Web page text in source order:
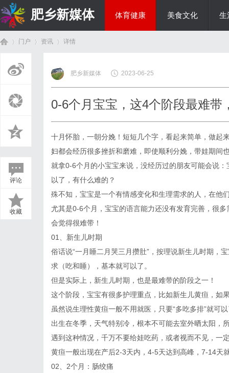
肥乡新媒体 体育健康 美食文化 生
门户 资讯
›
详情
评论
收藏
肥乡新媒体 2023-06-25
0-6个月宝宝，这4个阶段最难带
十月怀胎，一朝分娩！短短几个字，看起来简单，做起
妇都会经历很多挫折和磨难，即使顺利分娩，带娃期间
就拿0-6个月的小宝宝来说，没经历过的朋友可能会说
以了，有什么难的？
殊不知，宝宝是一个有情感变化和生理需求的人，在他
尤其是0-6个月，宝宝的语言能力还没有发育完善，很
会觉得很难带！
01、新生儿时期
俗话说“一月睡二月哭三月攒肚”，按理说新生儿时期，
求（吃和睡），基本就可以了。
但是实际上，新生儿时期，也是最难带的阶段之一！
这个阶段，宝宝有很多护理重点，比如新生儿黄疸，如
虽然说生理性黄疸一般不用就医，只要“多吃多排”就可
出生在冬季，天气特别冷，根本不可能去室外晒太阳，
遇到这种情况，千万不要给娃吃药，或者视而不见，一
黄疸一般出现在产后2-3天内，4-5天达到高峰，7-14天
02、2个月：肠绞痛